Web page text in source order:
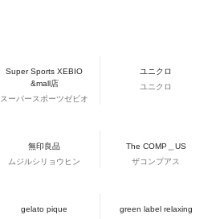
Super Sports XEBIO
&mall店
スーパースポーツゼビオ
ユニクロ
ユニクロ
無印良品
ムジルシリョウヒン
The COMP＿US
ザコンプアス
gelato pique
green label relaxing